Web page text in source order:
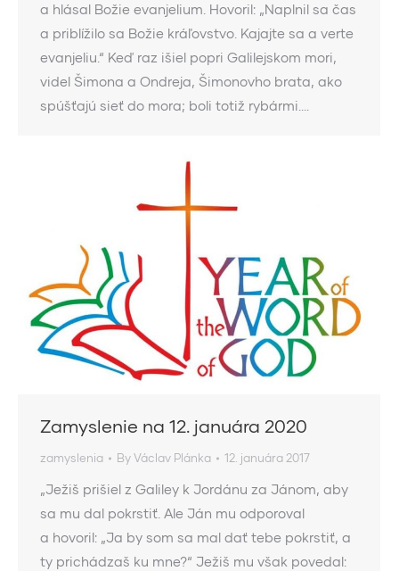
a hlásal Božie evanjelium. Hovoril: „Naplnil sa čas
a priblížilo sa Božie kráľovstvo. Kajajte sa a verte
evanjeliu.“ Keď raz išiel popri Galilejskom mori,
videl Šimona a Ondreja, Šimonovho brata, ako
spúšťajú sieť do mora; boli totiž rybármi.…
Zamyslenie na 12. januára 2020
zamyslenia ByVáclav Plánka 12. januára 2017
„Ježiš prišiel z Galiley k Jordánu za Jánom, aby
sa mu dal pokrstiť. Ale Ján mu odporoval
a hovoril: „Ja by som sa mal dať tebe pokrstiť, a
ty prichádzaš ku mne?“ Ježiš mu však povedal: